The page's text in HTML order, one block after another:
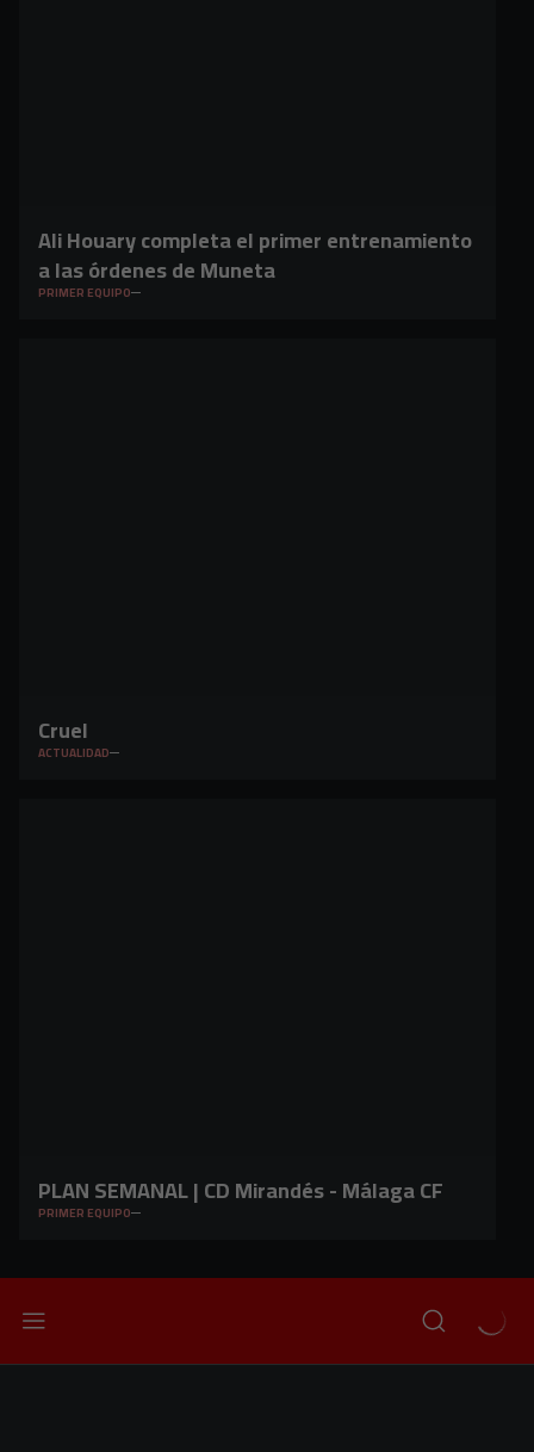
Ali Houary completa el primer entrenamiento
a las órdenes de Muneta
PRIMER EQUIPO
Cruel
ACTUALIDAD
PLAN SEMANAL | CD Mirandés - Málaga CF
PRIMER EQUIPO